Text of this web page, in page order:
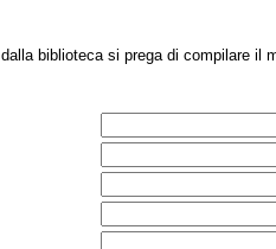
dalla biblioteca si prega di compilare il